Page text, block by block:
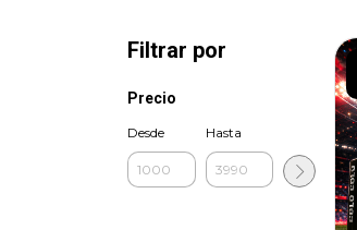
Filtrar por
Precio
Desde Hasta